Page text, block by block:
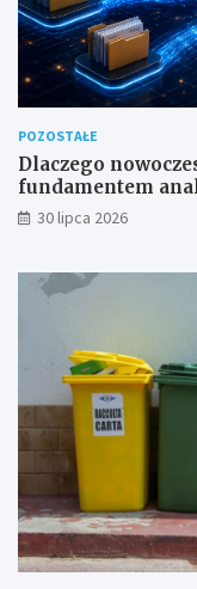
POZOSTAŁE
Dlaczego
fundamentem
30 lipca 2026